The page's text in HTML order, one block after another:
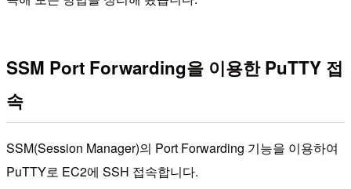
SSM Port Forwarding을 이용한 PuTTY 접
속
SSM(Session Manager)의 Port Forwarding 기능을 이용하여
PuTTY로 EC2에 SSH 접속합니다.